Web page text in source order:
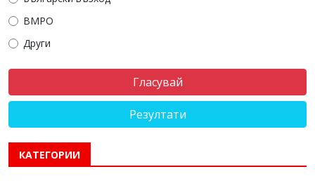
ВМРО
Други
Резултати
КАТЕГОРИИ